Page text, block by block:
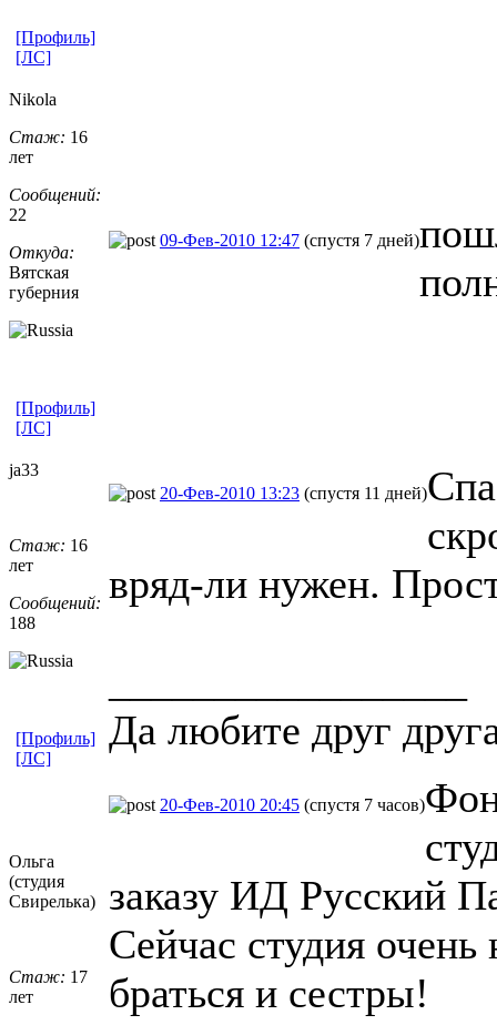
[Профиль]
[ЛС]
Nikola
Стаж: 16
лет
Сообщений:
22
Откуда:
Вятская
губерния
09-Фев-2010 12:47 (спустя 7 дней)
[Профиль]
[ЛС]
ja33
Стаж: 16
лет
Сообщений:
188
20-Фев-2010 13:23 (спустя 11 дней)
вряд-ли нужен.
Да любите друг
[Профиль]
[ЛС]
Ольга
(студия
Свирелька)
Стаж: 17
лет
20-Фев-2010 20:45 (спустя 7 часов)
заказу ИД Русский
Сейчас студия
браться и сестры!